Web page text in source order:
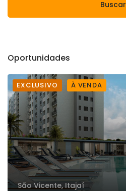
Buscar
Oportunidades
EXCLUSIVO À VENDA
São Vicente, Itajaí